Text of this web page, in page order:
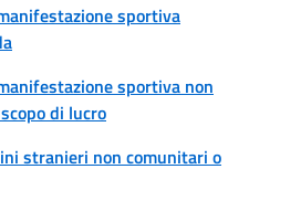
sportiva
sportiva non
di lucro
stranieri non comunitari o